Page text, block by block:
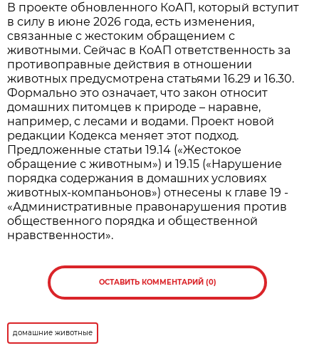
В проекте обновленного КоАП, который вступит
в силу в июне 2026 года, есть изменения,
связанные с жестоким обращением с
животными. Сейчас в КоАП ответственность за
противоправные действия в отношении
животных предусмотрена статьями 16.29 и 16.30.
Формально это означает, что закон относит
домашних питомцев к природе – наравне,
например, с лесами и водами. Проект новой
редакции Кодекса меняет этот подход.
Предложенные статьи 19.14 («Жестокое
обращение с животным») и 19.15 («Нарушение
порядка содержания в домашних условиях
животных-компаньонов») отнесены к главе 19 -
«Административные правонарушения против
общественного порядка и общественной
нравственности».
ОСТАВИТЬ КОММЕНТАРИЙ (0)
домашние животные